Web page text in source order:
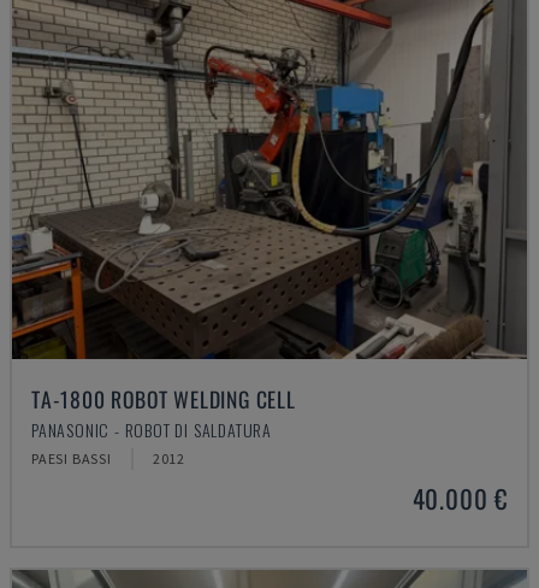
TA-1800 ROBOT WELDING CELL
PANASONIC - ROBOT DI SALDATURA
PAESI BASSI 2012
40.000 €